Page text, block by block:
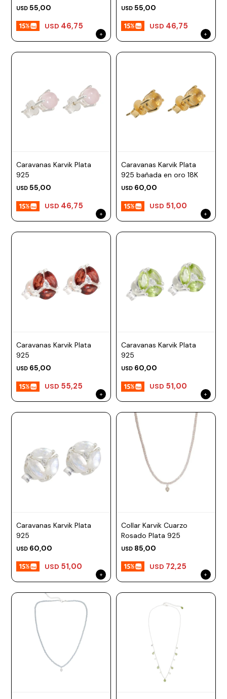
USD 55,00
USD 46,75
USD 55,00
USD 46,75
Caravanas Karvik Plata
925
USD 55,00
USD 46,75
Caravanas Karvik Plata
925 bañada en oro 18K
USD 60,00
USD 51,00
Caravanas Karvik Plata
925
USD 65,00
USD 55,25
Caravanas Karvik Plata
925
USD 60,00
USD 51,00
Caravanas Karvik Plata
925
USD 60,00
USD 51,00
Collar Karvik Cuarzo
Rosado Plata 925
USD 85,00
USD 72,25